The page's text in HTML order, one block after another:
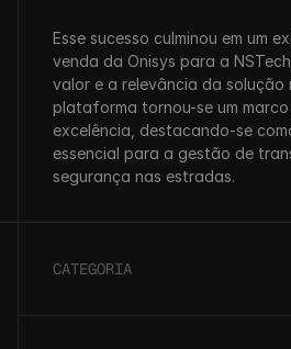
Esse sucesso culminou em um
venda da Onisys para a
valor e a relevância da solução
plataforma tornou-se um
excelência, destacando-se
essencial para a gestão de
segurança nas estradas.
CATEGORIA